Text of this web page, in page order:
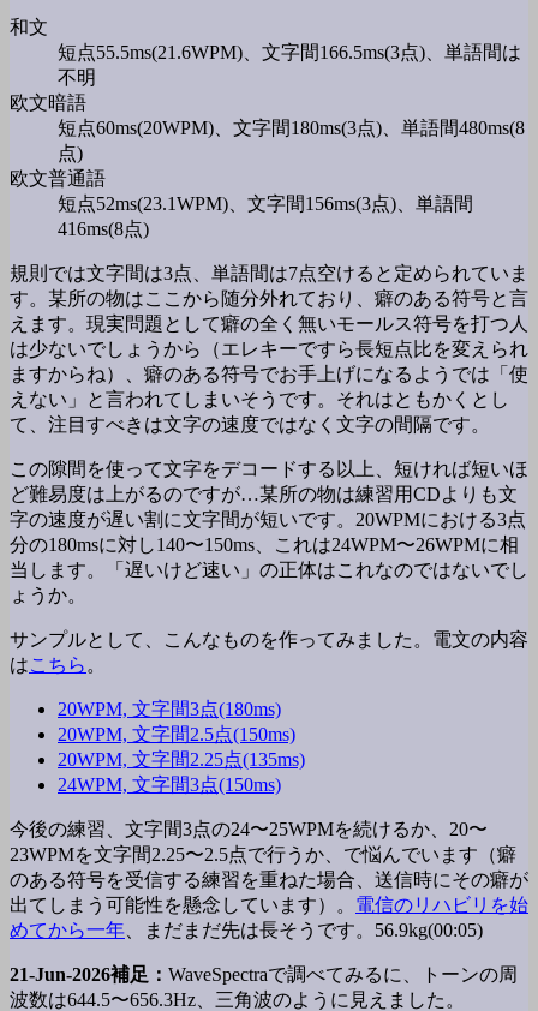
和文
短点55.5ms(21.6WPM)、文字間166.5ms(3点)、単語間は
不明
欧文暗語
短点60ms(20WPM)、文字間180ms(3点)、単語間480ms(8
点)
欧文普通語
短点52ms(23.1WPM)、文字間156ms(3点)、単語間
416ms(8点)
規則では文字間は3点、単語間は7点空けると定められていま
す。某所の物はここから随分外れており、癖のある符号と言
えます。現実問題として癖の全く無いモールス符号を打つ人
は少ないでしょうから（エレキーですら長短点比を変えられ
ますからね）、癖のある符号でお手上げになるようでは「使
えない」と言われてしまいそうです。それはともかくとし
て、注目すべきは文字の速度ではなく文字の間隔です。
この隙間を使って文字をデコードする以上、短ければ短いほ
ど難易度は上がるのですが…某所の物は練習用CDよりも文
字の速度が遅い割に文字間が短いです。20WPMにおける3点
分の180msに対し140〜150ms、これは24WPM〜26WPMに相
当します。「遅いけど速い」の正体はこれなのではないでし
ょうか。
サンプルとして、こんなものを作ってみました。電文の内容
はこちら 。
20WPM, 文字間3点(180ms)
20WPM, 文字間2.5点(150ms)
20WPM, 文字間2.25点(135ms)
24WPM, 文字間3点(150ms)
今後の練習、文字間3点の24〜25WPMを続けるか、20〜
23WPMを文字間2.25〜2.5点で行うか、で悩んでいます（癖
のある符号を受信する練習を重ねた場合、送信時にその癖が
出てしまう可能性を懸念しています）。 電信のリハビリを始
めてから一年 、まだまだ先は長そうです。56.9kg(00:05)
21-Jun-2026補足： WaveSpectraで調べてみるに、トーンの周
波数は644.5〜656.3Hz、三角波のように見えました。